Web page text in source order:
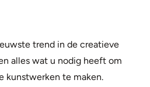
trend in de creatieve
alles wat u nodig heeft om
kunstwerken te maken.